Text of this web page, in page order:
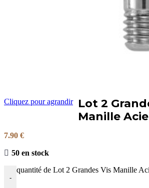
Cliquez pour agrandir
Lot 2
Manille
7.90 €
50 en stock
-
quantité de Lot 2 Grandes Vis Manille